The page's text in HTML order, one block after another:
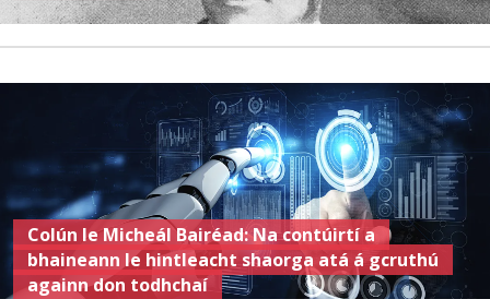
Colún le Micheál Bairéad: Na contúirtí a
bhaineann le hintleacht shaorga atá á gcruthú
againn don todhchaí